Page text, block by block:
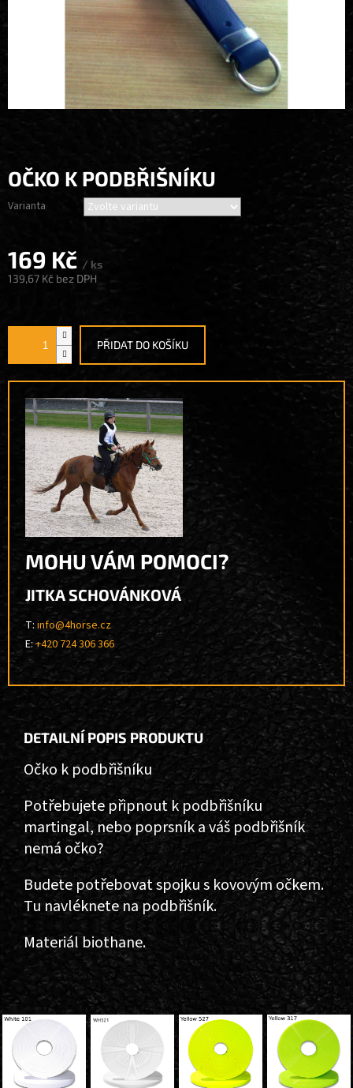
OČKO K PODBŘIŠNÍKU
169 Kč / ks
139,67 Kč bez DPH
Varianta
PŘIDAT DO KOŠÍKU
MOHU VÁM POMOCI?
JITKA SCHOVÁNKOVÁ
T: info@4horse.cz
E:+420 724 306 366
DETAILNÍ POPIS PRODUKTU
Očko k podbřišníku
Potřebujete připnout k podbřišníku
martingal, nebo poprsník a váš podbřišník
nemá očko?
Budete potřebovat spojku s kovovým očkem.
Tu navléknete na podbřišník.
Materiál biothane.